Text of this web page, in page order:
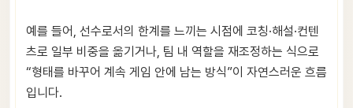
예를 들어, 선수로서의 한계를 느끼는 시점에 코칭·해설·컨텐
츠로 일부 비중을 옮기거나, 팀 내 역할을 재조정하는 식으로
“형태를 바꾸어 계속 게임 안에 남는 방식”이 자연스러운 흐름
입니다.